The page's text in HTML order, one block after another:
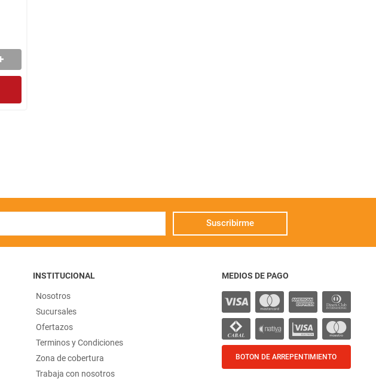
Suscribirme
INSTITUCIONAL
Nosotros
Sucursales
Ofertazos
Terminos y Condiciones
Zona de cobertura
Trabaja con nosotros
MEDIOS DE PAGO
BOTON DE ARREPENTIMIENTO